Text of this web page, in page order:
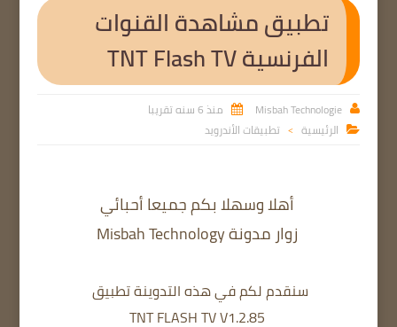
تطبيق مشاهدة القنوات
الفرنسية TNT Flash TV

Misbah Technologie
 منذ 6 سنه تقريبا
 الرئيسية > تطبيقات الأندرويد
أهلا وسهلا بكم جميعا أحبائي
زوار مدونة Misbah Technology
سنقدم لكم في هذه التدوينة تطبيق
TNT FLASH TV V1.2.85